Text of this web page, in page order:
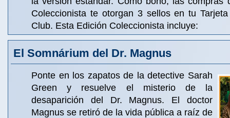
Coleccionista te otorgan 3 sellos en tu
Club. Esta Edición Coleccionista incluye:
El Somnárium del Dr. Magnus
Ponte en los zapatos de la detective Sarah
Green y resuelve el misterio de la
desaparición del Dr. Magnus. El doctor
Magnus se retiró de la vida pública a raíz de